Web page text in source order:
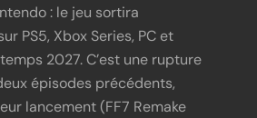
: le jeu sortira
PS5, Xbox Series, PC et
2027. C’est une rupture
épisodes précédents,
lancement (FF7 Remake